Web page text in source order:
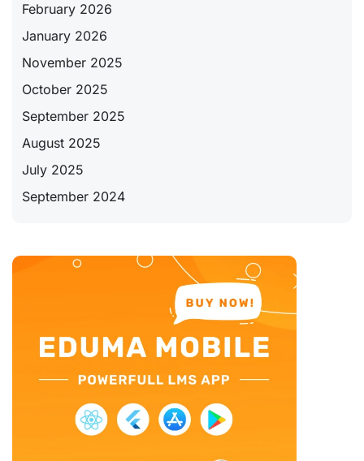
February 2026
January 2026
November 2025
October 2025
September 2025
August 2025
July 2025
September 2024